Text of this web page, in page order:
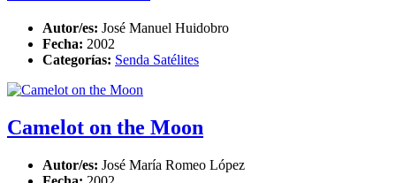
Autor/es: José Manuel Huidobro
Fecha: 2002
Categorías: Senda Satélites
Camelot on the Moon
Autor/es: José María Romeo López